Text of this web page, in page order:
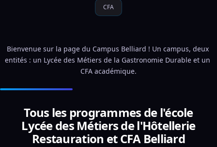
CFA
Bienvenue sur la page du Campus Belliard ! Un campus, deux
entités : un Lycée des Métiers de la Gastronomie Durable et un
CFA académique.
Tous les programmes de l'école
Lycée des Métiers de l'Hôtellerie
Restauration et CFA Belliard